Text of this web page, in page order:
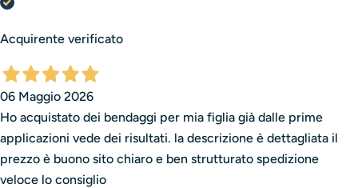
Acquirente verificato
06 Maggio 2026
Ho acquistato dei bendaggi per mia figlia già dalle prime
applicazioni vede dei risultati. la descrizione è dettagliata il
prezzo è buono sito chiaro e ben strutturato spedizione
veloce lo consiglio